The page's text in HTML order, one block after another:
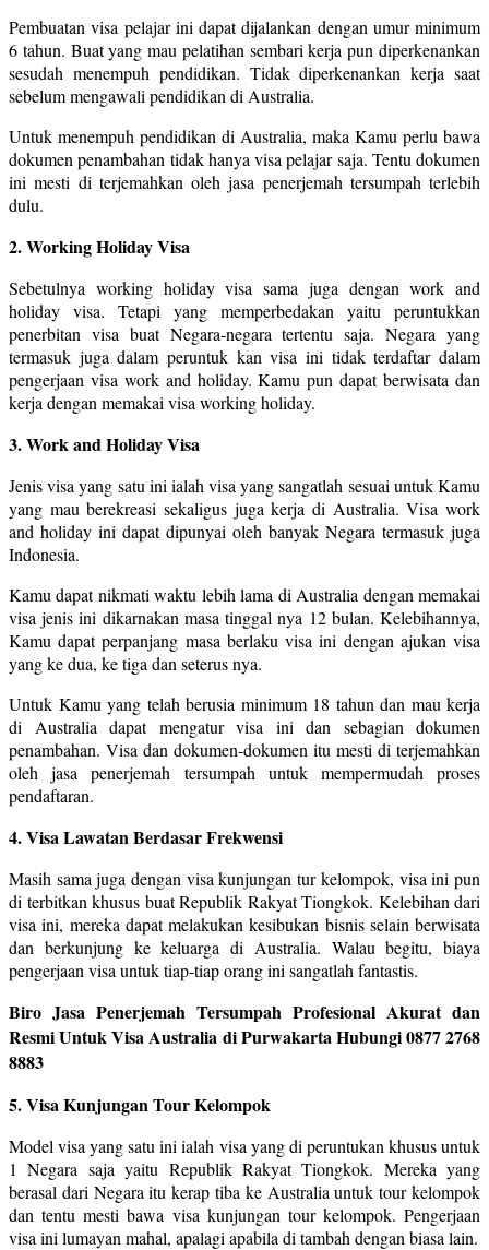
Pembuatan visa pelajar ini dapat dijalankan dengan umur minimum
6 tahun. Buat yang mau pelatihan sembari kerja pun diperkenankan
sesudah menempuh pendidikan. Tidak diperkenankan kerja saat
sebelum mengawali pendidikan di Australia.
Untuk menempuh pendidikan di Australia, maka Kamu perlu bawa
dokumen penambahan tidak hanya visa pelajar saja. Tentu dokumen
ini mesti di terjemahkan oleh jasa penerjemah tersumpah terlebih
dulu.
2. Working Holiday Visa
Sebetulnya working holiday visa sama juga dengan work and
holiday visa. Tetapi yang memperbedakan yaitu peruntukkan
penerbitan visa buat Negara-negara tertentu saja. Negara yang
termasuk juga dalam peruntuk kan visa ini tidak terdaftar dalam
pengerjaan visa work and holiday. Kamu pun dapat berwisata dan
kerja dengan memakai visa working holiday.
3. Work and Holiday Visa
Jenis visa yang satu ini ialah visa yang sangatlah sesuai untuk Kamu
yang mau berekreasi sekaligus juga kerja di Australia. Visa work
and holiday ini dapat dipunyai oleh banyak Negara termasuk juga
Indonesia.
Kamu dapat nikmati waktu lebih lama di Australia dengan memakai
visa jenis ini dikarnakan masa tinggal nya 12 bulan. Kelebihannya,
Kamu dapat perpanjang masa berlaku visa ini dengan ajukan visa
yang ke dua, ke tiga dan seterus nya.
Untuk Kamu yang telah berusia minimum 18 tahun dan mau kerja
di Australia dapat mengatur visa ini dan sebagian dokumen
penambahan. Visa dan dokumen-dokumen itu mesti di terjemahkan
oleh jasa penerjemah tersumpah untuk mempermudah proses
pendaftaran.
4. Visa Lawatan Berdasar Frekwensi
Masih sama juga dengan visa kunjungan tur kelompok, visa ini pun
di terbitkan khusus buat Republik Rakyat Tiongkok. Kelebihan dari
visa ini, mereka dapat melakukan kesibukan bisnis selain berwisata
dan berkunjung ke keluarga di Australia. Walau begitu, biaya
pengerjaan visa untuk tiap-tiap orang ini sangatlah fantastis.
Biro Jasa Penerjemah Tersumpah Profesional Akurat dan
Resmi Untuk Visa Australia di Purwakarta Hubungi 0877 2768
8883
5. Visa Kunjungan Tour Kelompok
Model visa yang satu ini ialah visa yang di peruntukan khusus untuk
1 Negara saja yaitu Republik Rakyat Tiongkok. Mereka yang
berasal dari Negara itu kerap tiba ke Australia untuk tour kelompok
dan tentu mesti bawa visa kunjungan tour kelompok. Pengerjaan
visa ini lumayan mahal, apalagi apabila di tambah dengan biasa lain.